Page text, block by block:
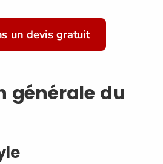
un devis gratuit
générale du